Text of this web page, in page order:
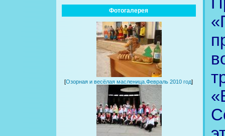
Фотогалерея
[Озорная и весёлая масленица.Февраль 2010 год]